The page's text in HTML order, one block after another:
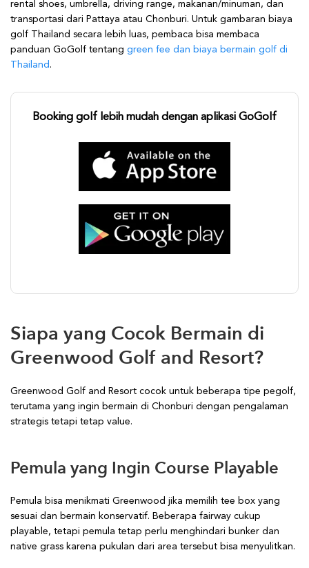
rental shoes, umbrella, driving range, makanan/minuman, dan
transportasi dari Pattaya atau Chonburi. Untuk gambaran biaya
golf Thailand secara lebih luas, pembaca bisa membaca
panduan GoGolf tentang green fee dan biaya bermain golf di
Thailand .
Booking golf lebih mudah dengan aplikasi GoGolf
Siapa yang Cocok Bermain di
Greenwood Golf and Resort?
Greenwood Golf and Resort cocok untuk beberapa tipe pegolf,
terutama yang ingin bermain di Chonburi dengan pengalaman
strategis tetapi tetap value.
Pemula yang Ingin Course Playable
Pemula bisa menikmati Greenwood jika memilih tee box yang
sesuai dan bermain konservatif. Beberapa fairway cukup
playable, tetapi pemula tetap perlu menghindari bunker dan
native grass karena pukulan dari area tersebut bisa menyulitkan.